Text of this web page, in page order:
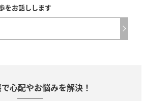
をお話しします
心配やお悩みを解決！